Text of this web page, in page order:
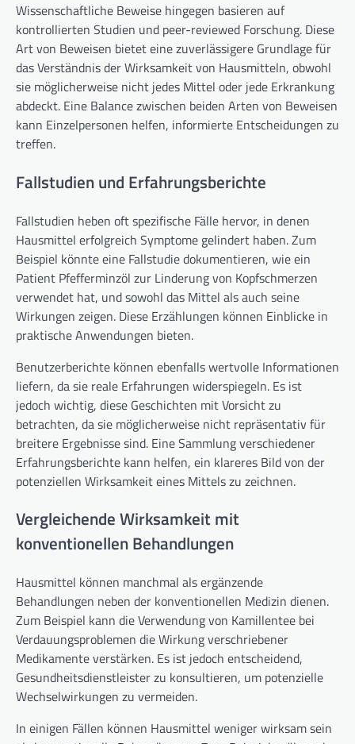
Wissenschaftliche Beweise hingegen basieren auf
kontrollierten Studien und peer-reviewed Forschung. Diese
Art von Beweisen bietet eine zuverlässigere Grundlage für
das Verständnis der Wirksamkeit von Hausmitteln, obwohl
sie möglicherweise nicht jedes Mittel oder jede Erkrankung
abdeckt. Eine Balance zwischen beiden Arten von Beweisen
kann Einzelpersonen helfen, informierte Entscheidungen zu
treffen.
Fallstudien und Erfahrungsberichte
Fallstudien heben oft spezifische Fälle hervor, in denen
Hausmittel erfolgreich Symptome gelindert haben. Zum
Beispiel könnte eine Fallstudie dokumentieren, wie ein
Patient Pfefferminzöl zur Linderung von Kopfschmerzen
verwendet hat, und sowohl das Mittel als auch seine
Wirkungen zeigen. Diese Erzählungen können Einblicke in
praktische Anwendungen bieten.
Benutzerberichte können ebenfalls wertvolle Informationen
liefern, da sie reale Erfahrungen widerspiegeln. Es ist
jedoch wichtig, diese Geschichten mit Vorsicht zu
betrachten, da sie möglicherweise nicht repräsentativ für
breitere Ergebnisse sind. Eine Sammlung verschiedener
Erfahrungsberichte kann helfen, ein klareres Bild von der
potenziellen Wirksamkeit eines Mittels zu zeichnen.
Vergleichende Wirksamkeit mit
konventionellen Behandlungen
Hausmittel können manchmal als ergänzende
Behandlungen neben der konventionellen Medizin dienen.
Zum Beispiel kann die Verwendung von Kamillentee bei
Verdauungsproblemen die Wirkung verschriebener
Medikamente verstärken. Es ist jedoch entscheidend,
Gesundheitsdienstleister zu konsultieren, um potenzielle
Wechselwirkungen zu vermeiden.
In einigen Fällen können Hausmittel weniger wirksam sein